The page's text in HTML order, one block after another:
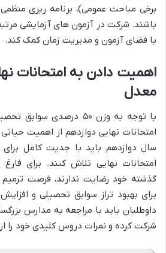
برخی مباحث عمومی)، برنامه ریزی
باشند. شرکت در آزمون های آزمایشی
با فضای آزمون و مدیریت زمان کمک کند.
اهمیت دادن به امتحانات
معدل
با توجه به وزن ۵۰ درصدی
امتحانات نهایی دوازدهم از اهمیت
سال دوازدهم باید با جدیت کامل برای
امتحانات نهایی تلاش کنند. برای فارغ
گذشته خود رضایت ندارند، فرصت
برای بهبود تراز سوابق تحصیلی و
داوطلبان باید با مراجعه به مدارس
شرکت کرده و نمرات دروس کلیدی خود را